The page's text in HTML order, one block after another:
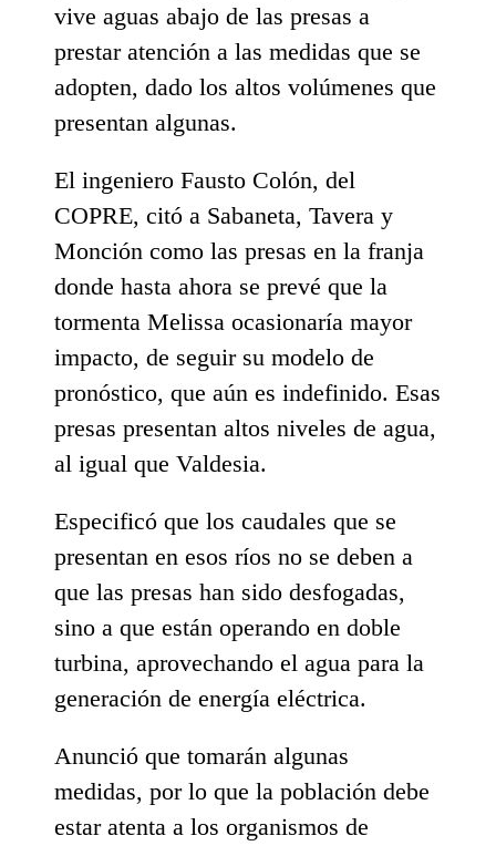
vive aguas abajo de las presas a
prestar atención a las medidas que se
adopten, dado los altos volúmenes que
presentan algunas.
El ingeniero Fausto Colón, del
COPRE, citó a Sabaneta, Tavera y
Monción como las presas en la franja
donde hasta ahora se prevé que la
tormenta Melissa ocasionaría mayor
impacto, de seguir su modelo de
pronóstico, que aún es indefinido. Esas
presas presentan altos niveles de agua,
al igual que Valdesia.
Especificó que los caudales que se
presentan en esos ríos no se deben a
que las presas han sido desfogadas,
sino a que están operando en doble
turbina, aprovechando el agua para la
generación de energía eléctrica.
Anunció que tomarán algunas
medidas, por lo que la población debe
estar atenta a los organismos de